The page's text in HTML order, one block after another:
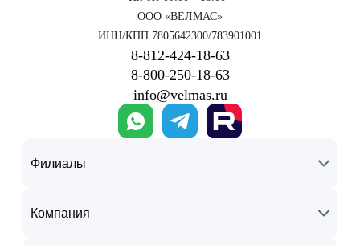
ООО «ВЕЛМАС»
ИНН/КПП 7805642300/783901001
8‑812‑424‑18‑63
8‑800‑250‑18‑63
info@velmas.ru
Филиалы
Компания